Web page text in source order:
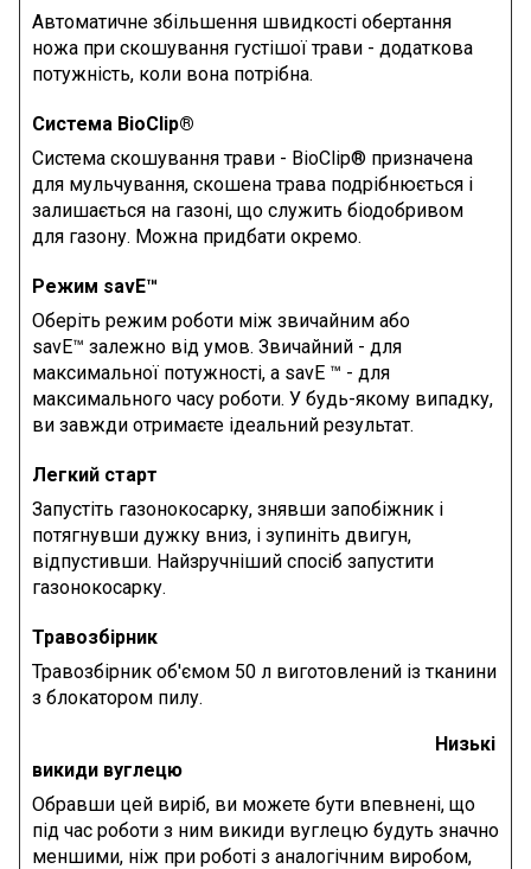
Автоматичне збільшення швидкості обертання
ножа при скошування густішої трави - додаткова
потужність, коли вона потрібна.
Система BioClip®
Система скошування трави - BioClip® призначена
для мульчування, скошена трава подрібнюється і
залишається на газоні, що служить біодобривом
для газону. Можна придбати окремо.
Режим savE™
Оберіть режим роботи між звичайним або
savE™ залежно від умов. Звичайний - для
максимальної потужності, а savE ™ - для
максимального часу роботи. У будь-якому випадку,
ви завжди отримаєте ідеальний результат.
Легкий старт
Запустіть газонокосарку, знявши запобіжник і
потягнувши дужку вниз, і зупиніть двигун,
відпустивши. Найзручніший спосіб запустити
газонокосарку.
Травозбірник
Травозбірник об'ємом 50 л виготовлений із тканини
з блокатором пилу.
Низькі
викиди вуглецю
Обравши цей виріб, ви можете бути впевнені, що
під час роботи з ним викиди вуглецю будуть значно
меншими, ніж при роботі з аналогічним виробом,